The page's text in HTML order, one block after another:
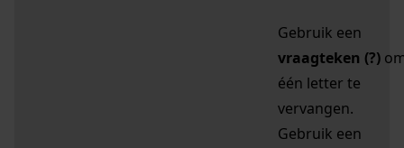
Gebruik een
vraagteken (?)
één letter te
vervangen.
Gebruik een